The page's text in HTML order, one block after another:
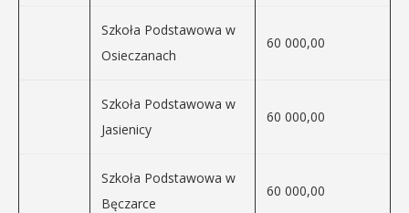
Szkoła Podstawowa w
Osieczanach
60 000,00
Szkoła Podstawowa w
Jasienicy
60 000,00
Szkoła Podstawowa w
Bęczarce
60 000,00